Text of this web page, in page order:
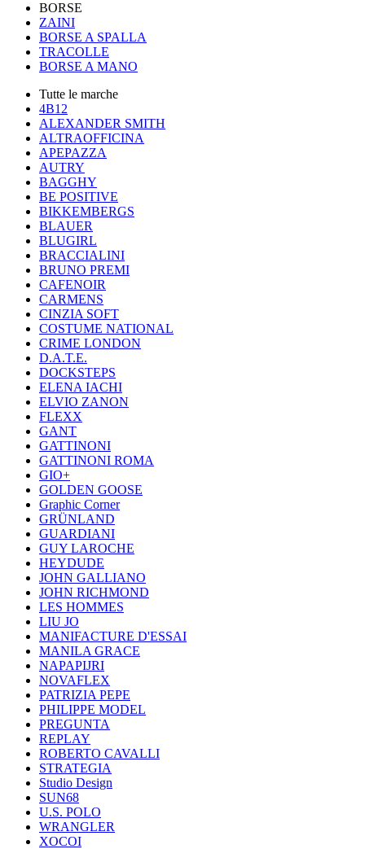
BORSE
ZAINI
BORSE A SPALLA
TRACOLLE
BORSE A MANO
Tutte le marche
4B12
ALEXANDER SMITH
ALTRAOFFICINA
APEPAZZA
AUTRY
BAGGHY
BE POSITIVE
BIKKEMBERGS
BLAUER
BLUGIRL
BRACCIALINI
BRUNO PREMI
CAFENOIR
CARMENS
CINZIA SOFT
COSTUME NATIONAL
CRIME LONDON
D.A.T.E.
DOCKSTEPS
ELENA IACHI
ELVIO ZANON
FLEXX
GANT
GATTINONI
GATTINONI ROMA
GIO+
GOLDEN GOOSE
Graphic Corner
GRÜNLAND
GUARDIANI
GUY LAROCHE
HEYDUDE
JOHN GALLIANO
JOHN RICHMOND
LES HOMMES
LIU JO
MANIFACTURE D'ESSAI
MANILA GRACE
NAPAPIJRI
NOVAFLEX
PATRIZIA PEPE
PHILIPPE MODEL
PREGUNTA
REPLAY
ROBERTO CAVALLI
STRATEGIA
Studio Design
SUN68
U.S. POLO
WRANGLER
XOCOI